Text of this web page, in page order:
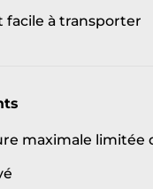
facile à transporter
maximale limitée